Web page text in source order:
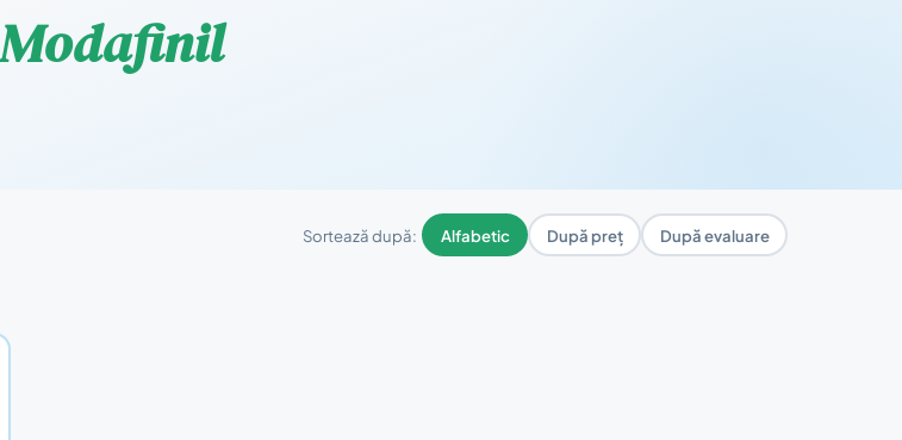
Modafinil
Sortează după: Alfabetic După preț După evaluare